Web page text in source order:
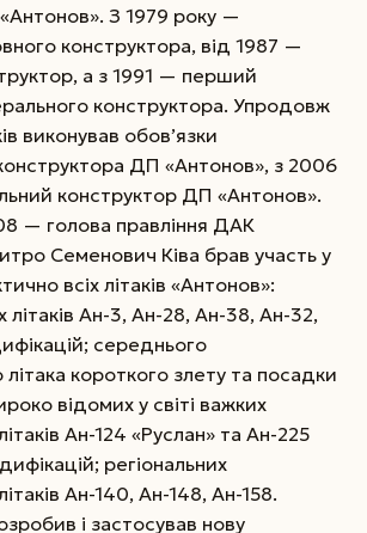
З 1979 року —
конструктора, від 1987 —
а з 1991 — перший
конструктора. Упродовж
виконував обов’язки
ДП «Антонов», з 2006
конструктор ДП «Антонов».
— голова правління ДАК
Семенович Ківа брав участь у
всіх літаків «Антонов»:
літаків Ан-3, Ан-28, Ан-38, Ан-32,
середнього
короткого злету та посадки
відомих у світі важких
Ан-124 «Руслан» та Ан-225
регіональних
Ан-140, Ан-148, Ан-158.
і застосував нову